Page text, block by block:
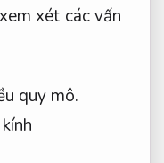
xét các vấn
quy mô.